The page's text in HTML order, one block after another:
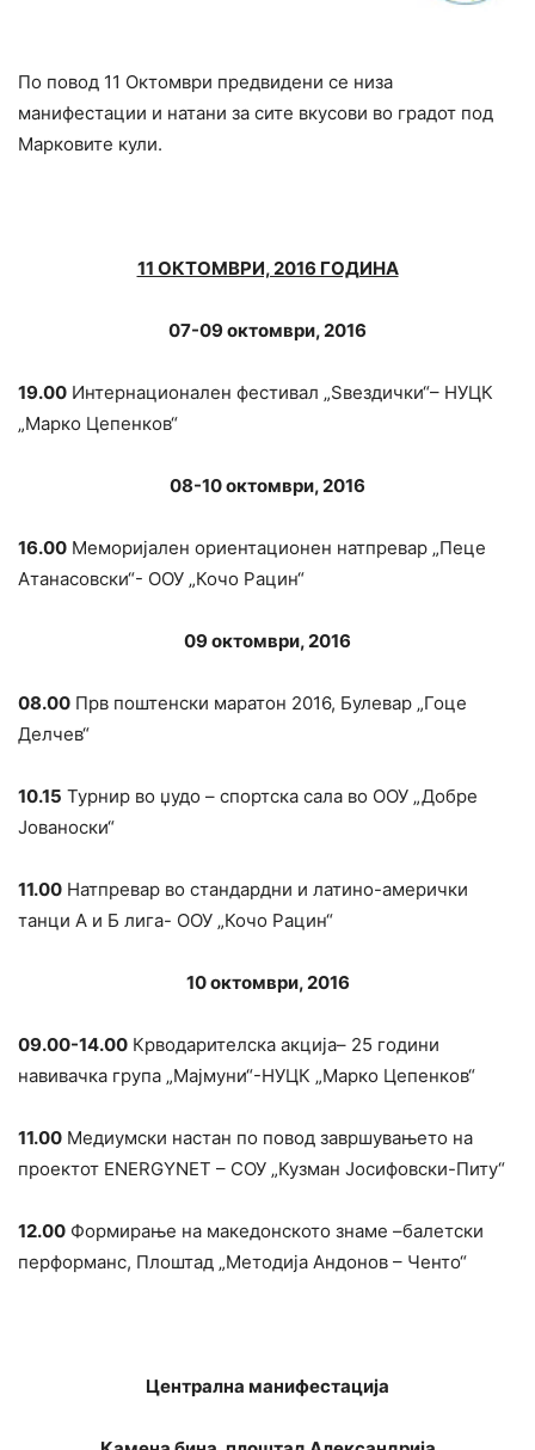
По повод 11 Октомври предвидени се низа
манифестации и натани за сите вкусови во градот под
Марковите кули.
11 ОКТОМВРИ, 2016 ГОДИНА
07-09 oктомври, 2016
19.00 Интернационален фестивал „Ѕвездички“– НУЦК
„Марко Цепенков“
08-10oктомври, 2016
16.00 Меморијален ориентационен натпревар „Пеце
Атанасовски“- ООУ „Кочо Рацин“
09oктомври, 2016
08.00 Прв поштенски маратон 2016, Булевар „Гоце
Делчев“
10.15 Турнир во џудо – спортска сала во ООУ „Добре
Јованоски“
11.00 Натпревар во стандардни и латино-амерички
танци А и Б лига- ООУ „Кочо Рацин“
10 октомври, 2016
09.00-14.00 Крводарителска акција– 25 години
навивачка група „Мајмуни“-НУЦК „Марко Цепенков“
11.00 Медиумски настан по повод завршувањето на
проектот ENERGYNET – СОУ „Кузман Јосифовски-Питу“
12.00 Формирање на македонското знаме –балетски
перформанс, Плоштад „Методија Андонов – Ченто“
Централна манифестација